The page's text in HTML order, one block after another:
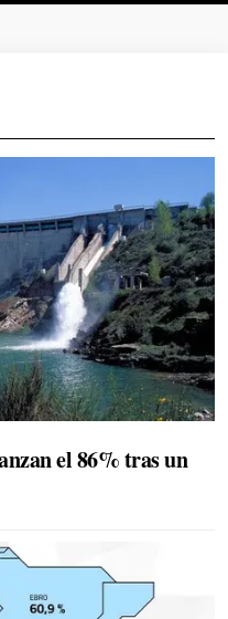
el 86% tras un